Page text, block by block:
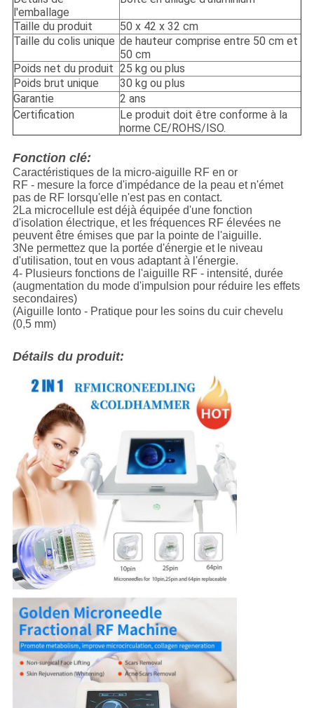
l'emballage
Taille du produit
50 x 42 x 32 cm
Taille du colis unique de hauteur comprise entre 50 cm et
50 cm
Poids net du produit 25 kg ou plus
Poids brut unique
30 kg ou plus
Garantie
2 ans
Certification
Le produit doit être conforme à la
norme CE/ROHS/ISO.
Fonction clé:
Caractéristiques de la micro-aiguille RF en or
RF - mesure la force d'impédance de la peau et n'émet
pas de RF lorsqu'elle n'est pas en contact.
2La microcellule est déjà équipée d'une fonction
d'isolation électrique, et les fréquences RF élevées ne
peuvent être émises que par la pointe de l'aiguille.
3Ne permettez que la portée d'énergie et le niveau
d'utilisation, tout en vous adaptant à l'énergie.
4- Plusieurs fonctions de l'aiguille RF - intensité, durée
(augmentation du mode d'impulsion pour réduire les effets
secondaires)
(Aiguille Ionto - Pratique pour les soins du cuir chevelu
(0,5 mm)
Détails du produit: